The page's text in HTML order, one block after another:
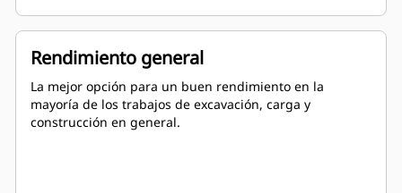
Rendimiento general
La mejor opción para un buen rendimiento en la
mayoría de los trabajos de excavación, carga y
construcción en general.